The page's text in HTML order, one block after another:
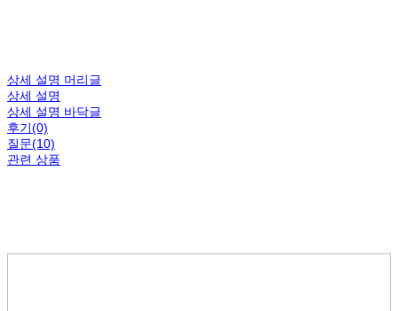
상세 설명 머리글
상세 설명
상세 설명 바닥글
후기(0)
질문(10)
관련 상품